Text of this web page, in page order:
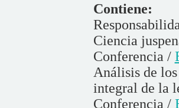
Contiene:
Ciencia
Conferencia /
Análisis de
integral de la
Conferencia /